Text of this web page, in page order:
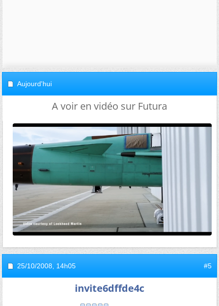
Aujourd'hui
A voir en vidéo sur Futura
25/10/2008, 14h05 #5
invite6dffde4c